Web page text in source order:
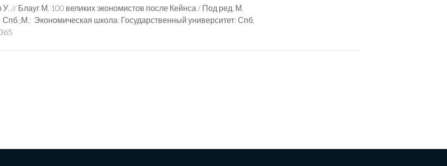
// Блауг М. 100 великих экономистов после Кейнса / Под ред. М.
Спб.;М.: Экономическая школа: Государственный университет: Спб,